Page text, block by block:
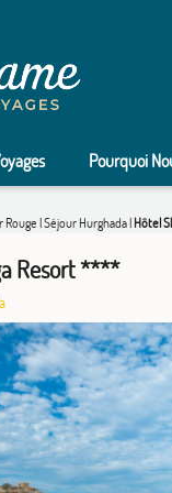
Pourquoi
Rouge |Séjour Hurghada| Hôtel
Resort ****